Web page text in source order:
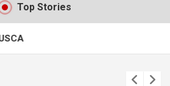
Top Stories